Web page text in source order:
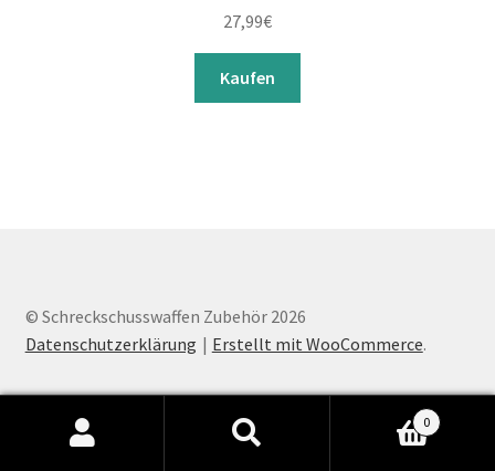
27,99€
Kaufen
© Schreckschusswaffen Zubehör 2026
Datenschutzerklärung
Erstellt mit WooCommerce.
0